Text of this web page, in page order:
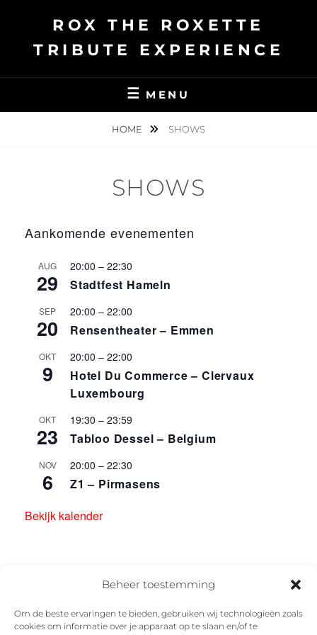
Beheer toestemming
Om de beste ervaringen te bieden, gebruiken wij technologieën zoals
cookies om informatie over je apparaat op te slaan en/of te
ROX THE ROXETTE
TRIBUTE EXPERIENCE
MENU
HOME SHOWS
SHOWS
Aankomende evenementen
AUG
29
20:00 – 22:30
Stadtfest Hameln
SEP
20
20:00 – 22:00
Rensentheater – Emmen
OKT
9
20:00 – 22:00
Hotel Du Commerce – Clervaux
Luxembourg
OKT
23
19:30 – 23:59
Tabloo Dessel – Belgium
NOV
6
20:00 – 22:30
Z1 – Pirmasens
Bekijk kalender